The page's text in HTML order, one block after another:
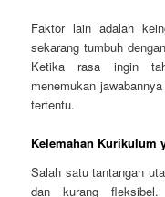
Faktor lain adalah
sekarang tumbuh
Ketika rasa ingin
menemukan
tertentu.
Kelemahan Kurikulum
Salah satu tantangan
dan kurang